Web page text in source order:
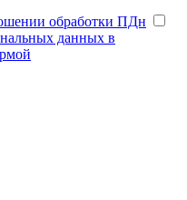
обработки ПДн
данных в